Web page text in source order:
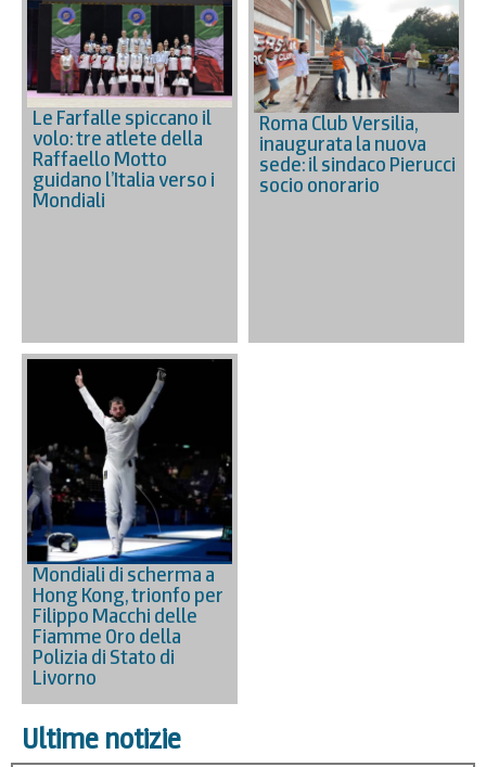
Le Farfalle spiccano il
volo: tre atlete della
Raffaello Motto
guidano l’Italia verso i
Mondiali
Roma Club Versilia,
inaugurata la nuova
sede: il sindaco Pierucci
socio onorario
Mondiali di scherma a
Hong Kong, trionfo per
Filippo Macchi delle
Fiamme Oro della
Polizia di Stato di
Livorno
Ultime notizie